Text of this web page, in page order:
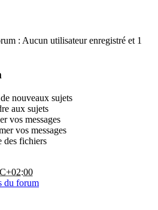
: Aucun utilisateur enregistré et 1
nouveaux sujets
aux sujets
vos messages
vos messages
des fichiers
du forum